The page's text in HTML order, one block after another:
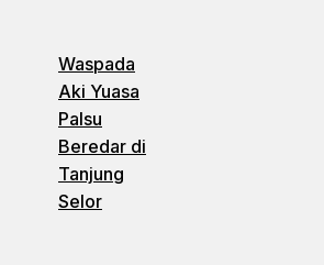
Waspada
Aki Yuasa
Palsu
Beredar di
Tanjung
Selor